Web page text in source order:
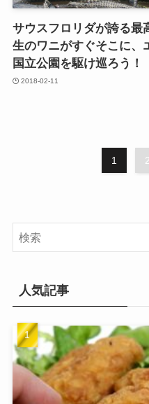
サウスフロリダが誇る最
生のワニがすぐそこに、
国立公園を駆け巡ろう！
2018-02-11
1 2
人気記事